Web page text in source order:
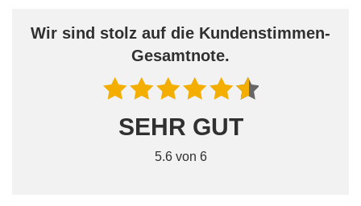
Wir sind stolz auf die Kundenstimmen-
Gesamtnote.
SEHR GUT
5.6 von 6